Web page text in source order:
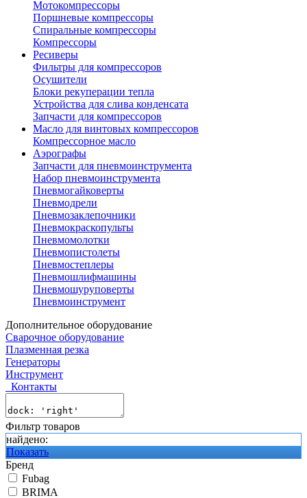
Мотокомпрессоры
Поршневые компрессоры
Спиральные компрессоры
Компрессоры
Ресиверы
Фильтры для компрессоров
Осушители
Блоки рекуперации тепла
Устройства для слива конденсата
Запчасти для компрессоров
Масло для винтовых компрессоров
Компрессорное масло
Аэрографы
Запчасти для пневмоинструмента
Набор пневмоинструмента
Пневмогайковерты
Пневмодрели
Пневмозаклепочники
Пневмокраскопульты
Пневмомолотки
Пневмопистолеты
Пневмостеплеры
Пневмошлифмашины
Пневмошуруповерты
Пневмоинструмент
Дополнительное оборудование
Сварочное оборудование
Плазменная резка
Генераторы
Инструмент
Контакты
Фильтр товаров
найдено:
Показать
Бренд
Fubag
BRIMA